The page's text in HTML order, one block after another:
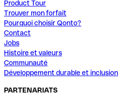
Product Tour
Trouver mon forfait
Pourquoi choisir Qonto?
Contact
Jobs
Histoire et valeurs
Communauté
Développement durable et inclusion
PARTENARIATS